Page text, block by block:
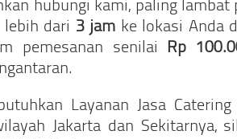
hubungi kami, paling lambat
dari 3 jam ke lokasi Anda
pemesanan senilai Rp
Layanan Jasa
Jakarta dan Sekitarnya,